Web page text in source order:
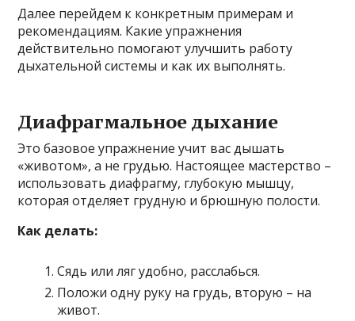
Далее перейдем к конкретным примерам и
рекомендациям. Какие упражнения
действительно помогают улучшить работу
дыхательной системы и как их выполнять.
Диафрагмальное дыхание
Это базовое упражнение учит вас дышать
«животом», а не грудью. Настоящее мастерство –
использовать диафрагму, глубокую мышцу,
которая отделяет грудную и брюшную полости.
Как делать:
Сядь или ляг удобно, расслабься.
Положи одну руку на грудь, вторую – на
живот.